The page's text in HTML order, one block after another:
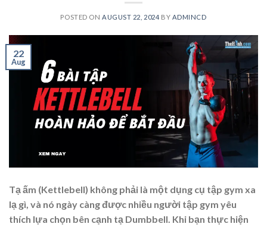
POSTED ON AUGUST 22, 2024 BY ADMINCD
22
Aug
Tạ ấm (Kettlebell) không phải là một dụng cụ tập gym xa
lạ gì, và nó ngày càng được nhiều người tập gym yêu
thích lựa chọn bên cạnh tạ Dumbbell. Khi bạn thực hiện